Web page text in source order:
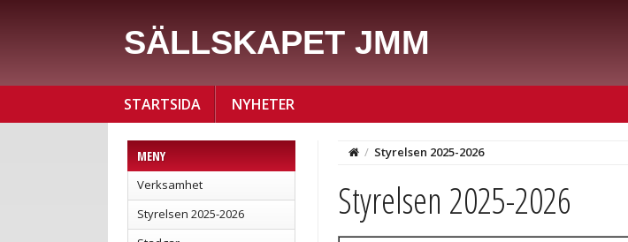
SÄLLSKAPET JMM
STARTSIDA NYHETER
MENY
Verksamhet
Styrelsen 2025-2026
/ Styrelsen 2025-2026
Styrelsen 2025-2026